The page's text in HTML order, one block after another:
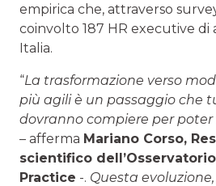
empirica che, attraverso
coinvolto 187 HR executive di
Italia.
“La trasformazione verso
più agili è un passaggio che
dovranno compiere per
– afferma Mariano Corso,
scientifico
Practice -. Questa